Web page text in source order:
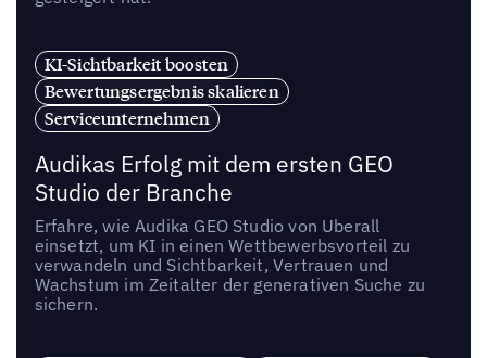
KI-Sichtbarkeit boosten
Bewertungsergebnis skalieren
Serviceunternehmen
Audikas Erfolg mit dem ersten GEO
Studio der Branche
Erfahre, wie Audika GEO Studio von Uberall
einsetzt, um KI in einen Wettbewerbsvorteil zu
verwandeln und Sichtbarkeit, Vertrauen und
Wachstum im Zeitalter der generativen Suche zu
sichern.